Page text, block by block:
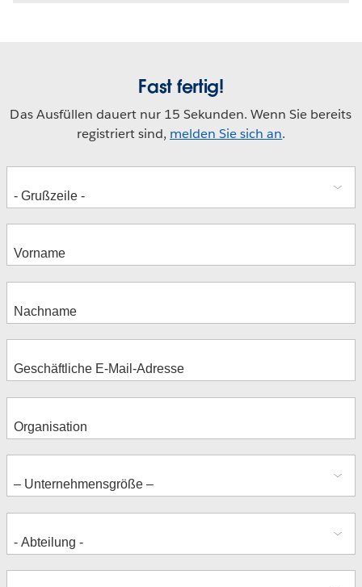
Fast fertig!
Das Ausfüllen dauert nur 15 Sekunden. Wenn Sie bereits
registriert sind, melden Sie sich an.